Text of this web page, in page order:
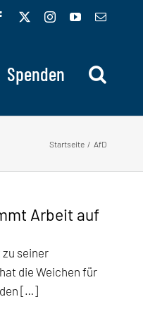
Facebook InstagramYouTube
E-
Spenden
Startseite AfD
Arbeit auf
seiner
die Weichen für
[…]